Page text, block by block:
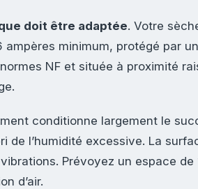
doit être adaptée. Votre
ampères minimum, protégé par
NF et située à proximité
conditionne largement le
de l’humidité excessive. La
Prévoyez un espace de
d’air.